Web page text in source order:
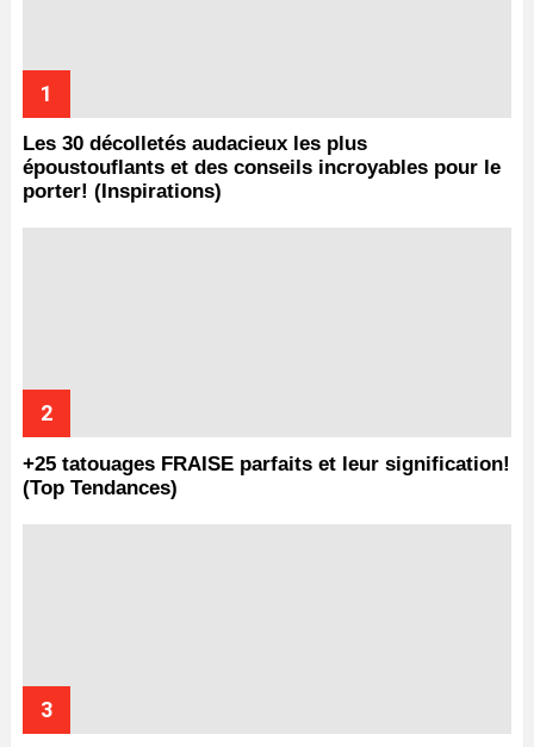
Les 30 décolletés audacieux les plus
époustouflants et des conseils incroyables pour le
porter! (Inspirations)
+25 tatouages ​​FRAISE parfaits et leur signification!
(Top Tendances)